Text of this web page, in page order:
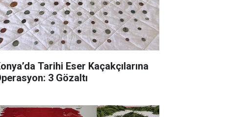
Tarihi Eser Kaçakçılarına
3 Gözaltı